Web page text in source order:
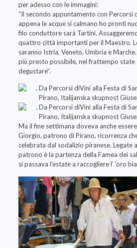
per adesso con le immagini:
“Il secondo appuntamento con Percorsi
appena le acque si calmano ho pronti
filo conduttore sarà Tartini.
quattro città importanti per il Maestro.
saranno Istria, Veneto, Umbria e
più presto possibile, nel frattempo state
degustare”.
Ma il fine settimana doveva anche
Giorgio, patrono di Pirano, ricorrenza
celebrata dal sodalizio piranese. Legate
patrono è la partenza della Famea dei
si passava l’estate a raccogliere l’ ‘oro